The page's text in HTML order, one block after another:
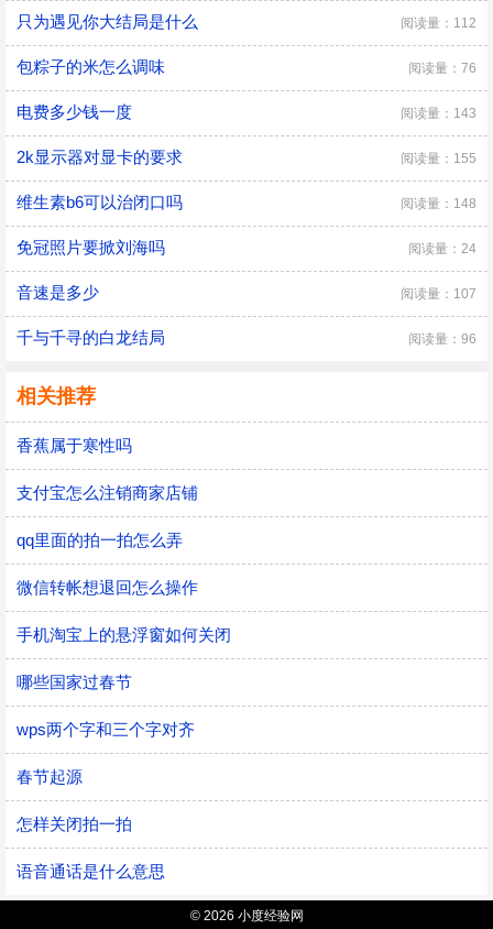
只为遇见你大结局是什么 阅读量：112
包粽子的米怎么调味 阅读量：76
电费多少钱一度 阅读量：143
2k显示器对显卡的要求 阅读量：155
维生素b6可以治闭口吗 阅读量：148
免冠照片要掀刘海吗 阅读量：24
音速是多少 阅读量：107
千与千寻的白龙结局 阅读量：96
相关推荐
香蕉属于寒性吗
支付宝怎么注销商家店铺
qq里面的拍一拍怎么弄
微信转帐想退回怎么操作
手机淘宝上的悬浮窗如何关闭
哪些国家过春节
wps两个字和三个字对齐
春节起源
怎样关闭拍一拍
语音通话是什么意思
© 2026 小度经验网